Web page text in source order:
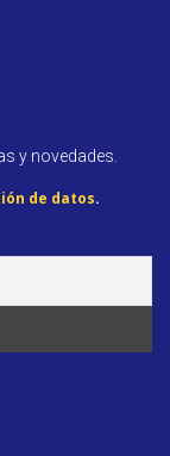
y novedades.
de datos.